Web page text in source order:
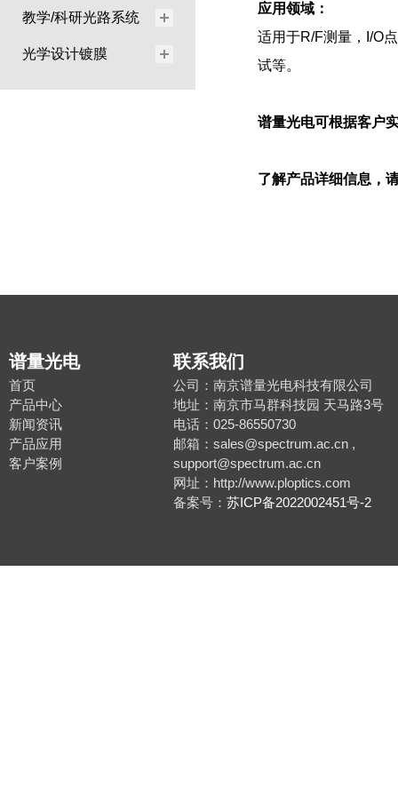
教学/科研光路系统
光学设计镀膜
应用领域：
适用于R/F测量，I/O
试等。
谱量光电可根据客户
了解产品详细信息，
谱量光电
首页
产品中心
新闻资讯
产品应用
客户案例
联系我们
公司：南京谱量光电科技有限公司
地址：南京市马群科技园 天马路3号
电话：025-86550730
邮箱：sales@spectrum.ac.cn ,
support@spectrum.ac.cn
网址：http://www.ploptics.com
备案号： 苏ICP备2022002451号-2